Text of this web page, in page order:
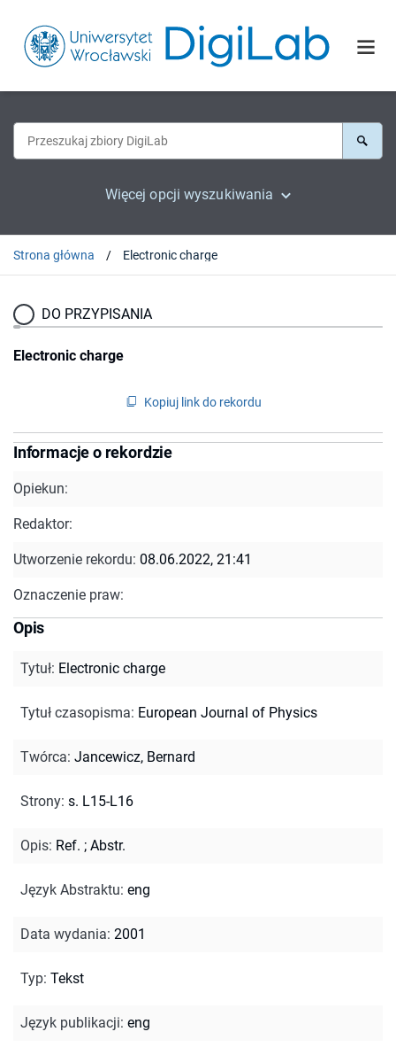
Więcej opcji wyszukiwania
Strona główna Electronic charge
DO PRZYPISANIA
Electronic charge
Kopiuj link do rekordu
Informacje o rekordzie
Opiekun:
Redaktor:
Utworzenie rekordu: 08.06.2022, 21:41
Oznaczenie praw:
Opis
Tytuł: Electronic charge
Tytuł czasopisma: European Journal of Physics
Twórca: Jancewicz, Bernard
Strony: s. L15-L16
Opis: Ref. ; Abstr.
Język Abstraktu: eng
Data wydania: 2001
Typ: Tekst
Język publikacji: eng